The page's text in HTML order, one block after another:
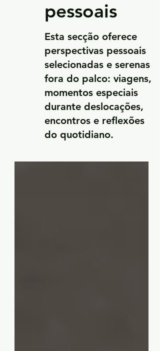
pessoais
Esta secção oferece
perspectivas pessoais
selecionadas e serenas
fora do palco: viagens,
momentos especiais
durante deslocações,
encontros e reflexões
do quotidiano.